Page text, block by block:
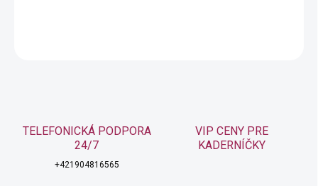
TELEFONICKÁ PODPORA
24/7
+421904816565
VIP CENY PRE
KADERNÍČKY